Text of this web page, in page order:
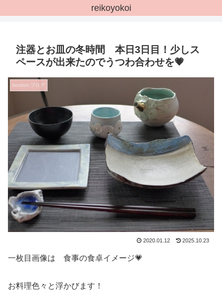
reikoyokoi
注器とお皿の冬時間 本日3日目！少しス
ペースが出来たのでうつわ合わせを💗
bonton.ブログ
2020.01.12 2025.10.23
一枚目画像は 食事の食卓イメージ💗
お料理色々と浮かびます！